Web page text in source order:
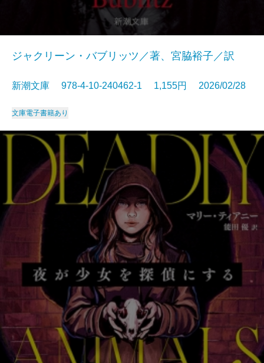
ジャクリーン・バブリッツ／著、宮脇裕子／訳
新潮文庫 978-4-10-240462-1 1,155円 2026/02/28
文庫電子書籍あり